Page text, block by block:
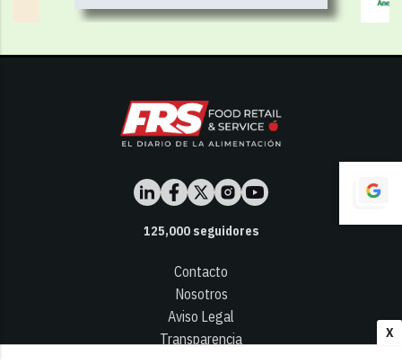
X
125,000seguidores
Contacto
Nosotros
Aviso Legal
Transparencia